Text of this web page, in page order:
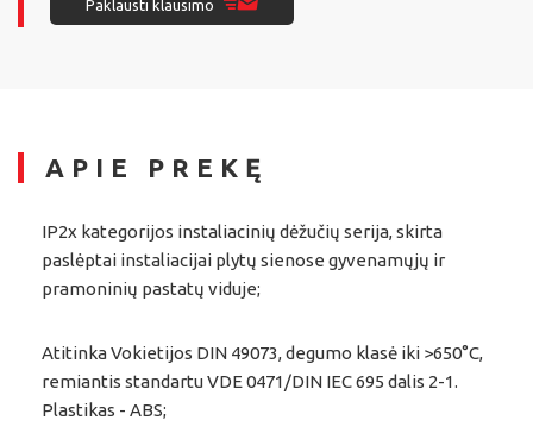
Paklausti klausimo
APIE PREKĘ
IP2x kategorijos instaliacinių dėžučių serija, skirta
paslėptai instaliacijai plytų sienose gyvenamųjų ir
pramoninių pastatų viduje;
Atitinka Vokietijos DIN 49073, degumo klasė iki >650°C,
remiantis standartu VDE 0471/DIN IEC 695 dalis 2-1.
Plastikas - ABS;